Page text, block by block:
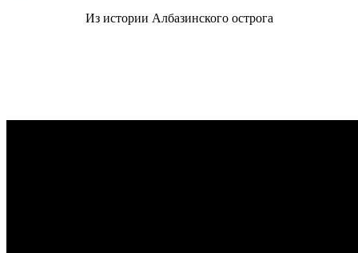
Из истории Албазинского острога